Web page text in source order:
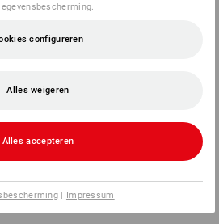
configureren
Alles weigeren
Alles accepteren
| Impressum